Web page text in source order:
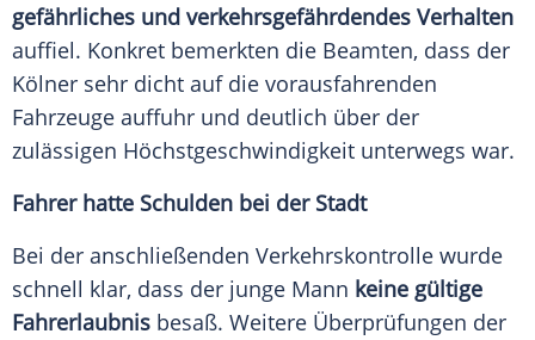
gefährliches und verkehrsgefährdendes Verhalten
auffiel. Konkret bemerkten die Beamten, dass der
Kölner sehr dicht auf die vorausfahrenden
Fahrzeuge auffuhr und deutlich über der
zulässigen Höchstgeschwindigkeit unterwegs war.
Fahrer hatte Schulden bei der Stadt
Bei der anschließenden Verkehrskontrolle wurde
schnell klar, dass der junge Mann keine gültige
Fahrerlaubnis besaß. Weitere Überprüfungen der